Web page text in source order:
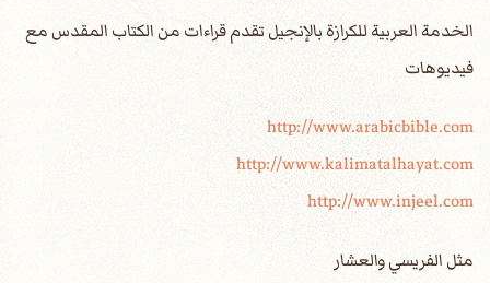
الخدمة العربية للكرازة بالإنجيل تقدم قراءات من الكتاب المقدس مع
فيديوهات
http://www.arabicbible.com
http://www.kalimatalhayat.com
http://www.injeel.com
مثل الفريسي والعشار